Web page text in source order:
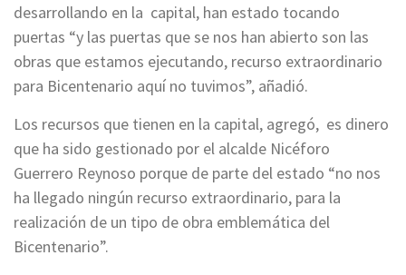
desarrollando en la capital, han estado tocando
puertas “y las puertas que se nos han abierto son las
obras que estamos ejecutando, recurso extraordinario
para Bicentenario aquí no tuvimos”, añadió.
Los recursos que tienen en la capital, agregó, es dinero
que ha sido gestionado por el alcalde Nicéforo
Guerrero Reynoso porque de parte del estado “no nos
ha llegado ningún recurso extraordinario, para la
realización de un tipo de obra emblemática del
Bicentenario”.